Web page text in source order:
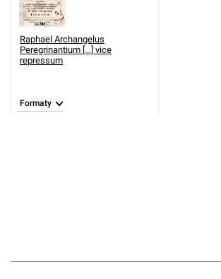
Raphael Archangelus
Peregrinantium [...] vice
repressum
Formaty